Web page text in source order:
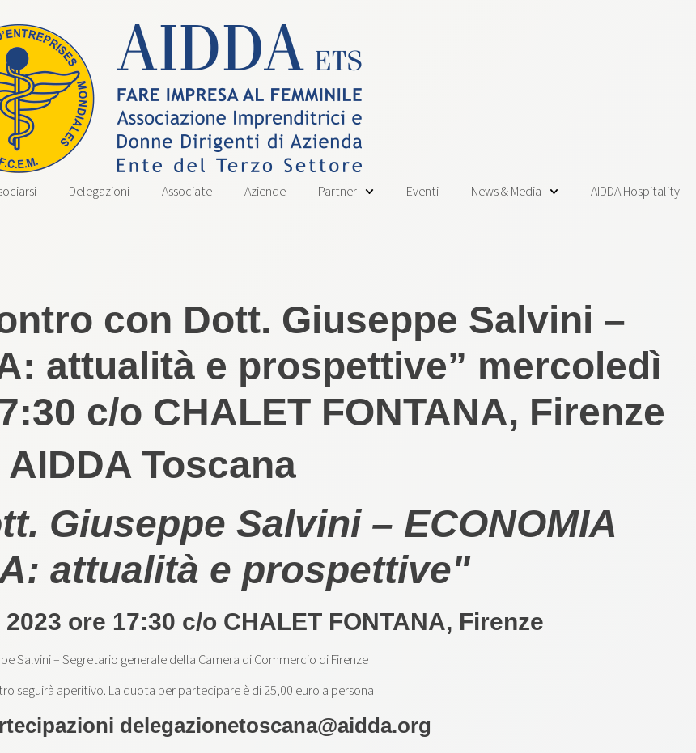
Delegazioni Associate Aziende Partner Eventi News & Media AIDDA Hospitality
con Dott. Giuseppe Salvini –
attualità e prospettive” mercoledì
c/o CHALET FONTANA, Firenze
AIDDA Toscana
Giuseppe Salvini – ECONOMIA
attualità e prospettive"
ore 17:30 c/o CHALET FONTANA, Firenze
Salvini – Segretario generale della Camera di Commercio di Firenze
seguirà aperitivo. La quota per partecipare è di 25,00 euro a persona
delegazionetoscana@aidda.org